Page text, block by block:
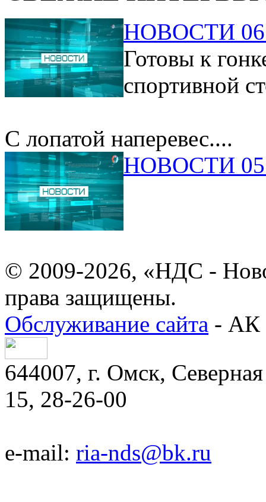
НОВОСТИ
Готовы к
спортивной
С лопатой наперевес....
НОВОСТИ
© 2009-2026, «НДС -
права защищены.
Обслуживание сайта - АК
644007, г. Омск,
15, 28-26-00
e-mail: ria-nds@bk.ru